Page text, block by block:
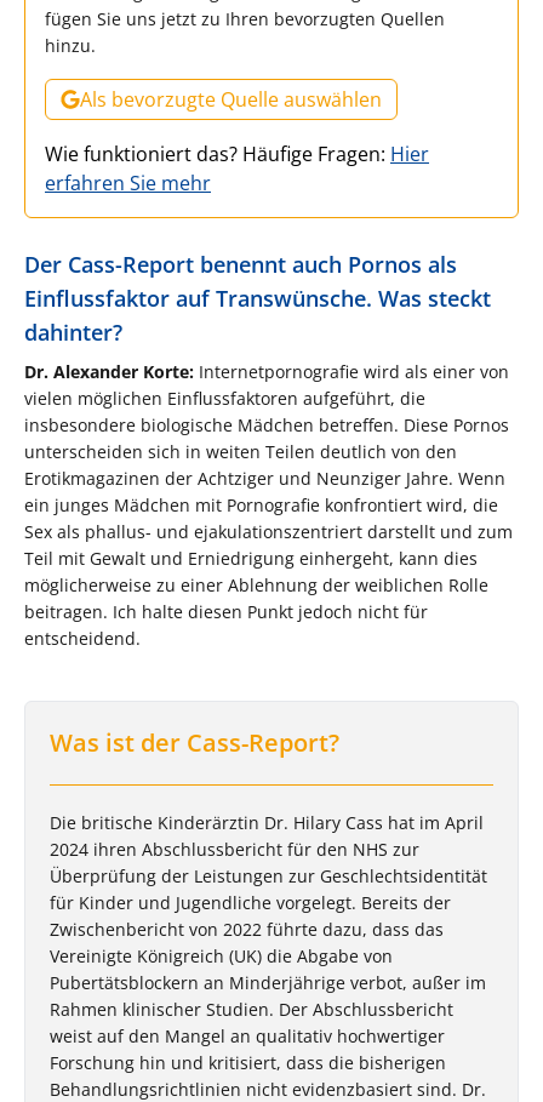
fügen Sie uns jetzt zu Ihren bevorzugten Quellen
hinzu.
Als bevorzugte Quelle auswählen
Wie funktioniert das? Häufige Fragen: Hier
erfahren Sie mehr
Der Cass-Report benennt auch Pornos als
Einflussfaktor auf Transwünsche. Was steckt
dahinter?
Dr. Alexander Korte: Internetpornografie wird als einer von
vielen möglichen Einflussfaktoren aufgeführt, die
insbesondere biologische Mädchen betreffen. Diese Pornos
unterscheiden sich in weiten Teilen deutlich von den
Erotikmagazinen der Achtziger und Neunziger Jahre. Wenn
ein junges Mädchen mit Pornografie konfrontiert wird, die
Sex als phallus- und ejakulationszentriert darstellt und zum
Teil mit Gewalt und Erniedrigung einhergeht, kann dies
möglicherweise zu einer Ablehnung der weiblichen Rolle
beitragen. Ich halte diesen Punkt jedoch nicht für
entscheidend.
Was ist der Cass-Report?
Die britische Kinderärztin Dr. Hilary Cass hat im April
2024 ihren Abschlussbericht für den NHS zur
Überprüfung der Leistungen zur Geschlechtsidentität
für Kinder und Jugendliche vorgelegt. Bereits der
Zwischenbericht von 2022 führte dazu, dass das
Vereinigte Königreich (UK) die Abgabe von
Pubertätsblockern an Minderjährige verbot, außer im
Rahmen klinischer Studien. Der Abschlussbericht
weist auf den Mangel an qualitativ hochwertiger
Forschung hin und kritisiert, dass die bisherigen
Behandlungsrichtlinien nicht evidenzbasiert sind. Dr.